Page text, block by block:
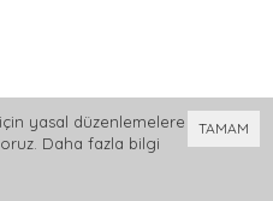
TAMAM
yasal düzenlemelere
Daha fazla bilgi